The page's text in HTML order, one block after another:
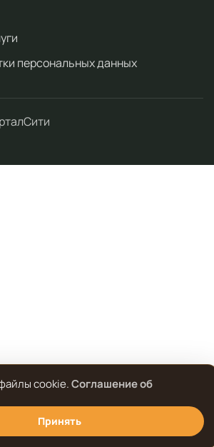
персональных данных
cookie.Соглашение об
Принять